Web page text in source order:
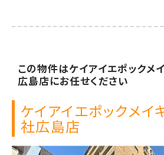
この物件はケイアイエポックメ
広島店にお任せください
ケイアイエポックメイ
社広島店